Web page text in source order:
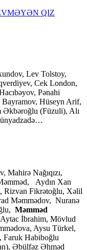
QIZ
Lev Tolstoy,
Cek London,
Pənahi
Hüseyn Arif,
Əkbəroğlu (Füzuli), Alı
Nağıqızı,
Aydın Xan
Rizvan Fikrətoğlu, Xəlil
Məmmədov, Nuranə
Məmməd
İbrahim, Mövlud
Aysu Türkel,
Faruk Habiboğlu
Əbülfəz Əhməd